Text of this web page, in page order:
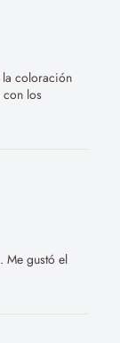
la coloración
con los
Me gustó el